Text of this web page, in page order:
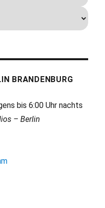
BRANDENBURG
bis 6:00 Uhr nachts
– Berlin